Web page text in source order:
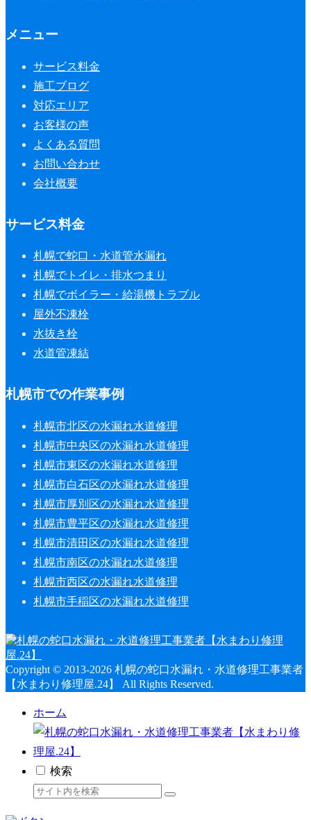
メニュー
サービス料金
施工ブログ
対応エリア
お客様の声
よくある質問
お問い合わせ
会社概要
サービス料金
札幌で蛇口・水道管水漏れ
札幌でトイレ・排水つまり
札幌でボイラー・給湯機トラブル
屋外不凍栓
水抜き栓
水道管凍結
札幌市での作業事例
札幌市北区の水漏れ水道修理
札幌市中央区の水漏れ水道修理
札幌市東区の水漏れ水道修理
札幌市白石区の水漏れ水道修理
札幌市厚別区の水漏れ水道修理
札幌市豊平区の水漏れ水道修理
札幌市清田区の水漏れ水道修理
札幌市南区の水漏れ水道修理
札幌市西区の水漏れ水道修理
札幌市手稲区の水漏れ水道修理
Copyright © 2013-2026 札幌の蛇口水漏れ・水道修理工事業者
【水まわり修理屋.24】 All Rights Reserved.
ホーム
検索